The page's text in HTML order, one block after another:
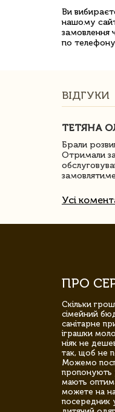
Ви
нашому
замовлення
по телефону
ВІДГУКИ
ТЕТЯНА
Брали
Отримали
Усі
ПРО
Скільки
сімейний
санітарне
іграшки
ніяк не
так, щоб не
Можемо
пропонують
мають
можете на
посередник